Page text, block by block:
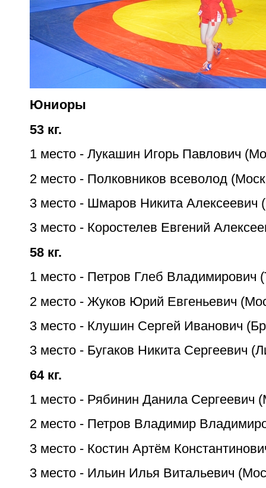
Юниоры
53 кг.
1 место - Лукашин Игорь Павлович
2 место - Полковников всеволод
3 место - Шмаров Никита Алексеевич
3 место - Коростелев Евгений
58 кг.
1 место - Петров Глеб Владимирович
2 место - Жуков Юрий Евгеньевич
3 место - Клушин Сергей Иванович
3 место - Бугаков Никита Сергеевич
64 кг.
1 место - Рябинин Данила Сергеевич
2 место - Петров Владимир
3 место - Костин Артём
3 место - Ильин Илья Витальевич